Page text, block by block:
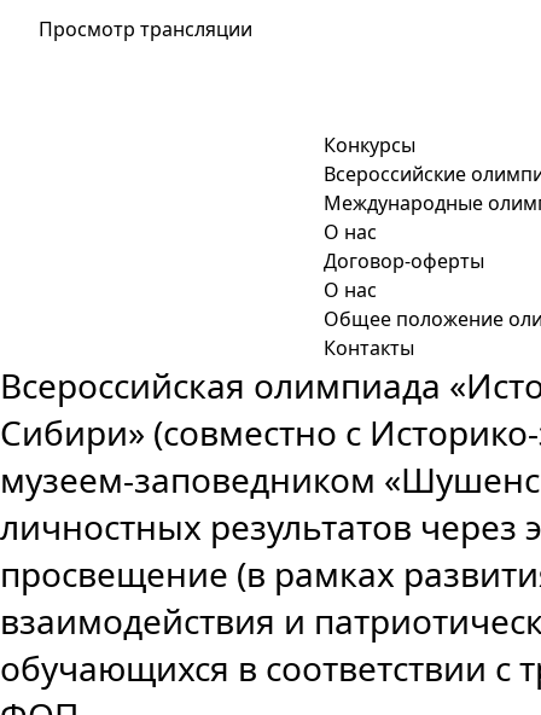
Просмотр трансляции
Конкурсы
Всероссийские
Международные
О нас
Договор-оферты
О нас
Общее положение
Контакты
Всероссийская олимпиада
Сибири» (совместно с
музеем-заповедником
личностных результатов через
просвещение (в рамках
взаимодействия и
обучающихся в соответствии